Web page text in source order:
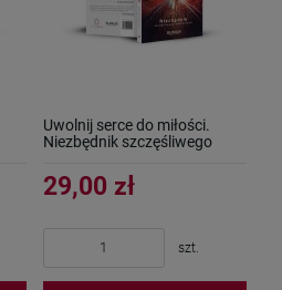
Uwolnij serce do miłości.
Niezbędnik szczęśliwego
29,00 zł
szt.